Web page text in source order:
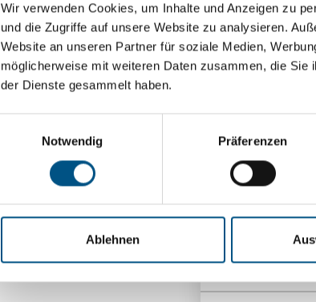
Wir verwenden Cookies, um Inhalte und Anzeigen zu
und die Zugriffe auf unsere Website zu analysieren.
Website an unseren Partner für soziale Medien,
möglicherweise mit weiteren Daten zusammen, die
der Dienste gesammelt haben.
Notwendig
Präferenzen
Ablehnen
Motiv 3
Familie 2